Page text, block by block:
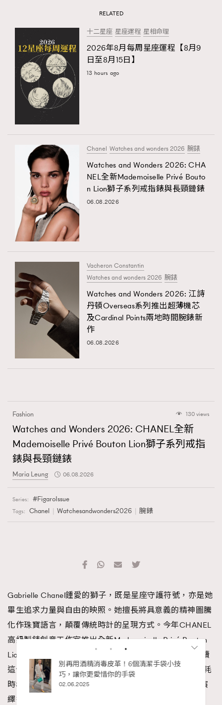
RELATED
十二星座 星座運程 星相命理
2026年8月每周星座運程【8月9
日至8月15日】
13 hours ago
Chanel Watches and wonders 2026 腕錶
Watches and Wonders 2026: CHA
NEL全新Mademoiselle Privé Bouto
n Lion獅子系列戒指錶與長頸鏈錶
06.08.2026
Vacheron Constantin
Watches and wonders 2026 腕錶
Watches and Wonders 2026: 江詩
丹頓Overseas系列推出超薄機芯
及Cardinal Points兩地時間腕錶新
作
06.08.2026
Fashion 130 views
Watches and Wonders 2026: CHANEL全新
Mademoiselle Privé Bouton Lion獅子系列戒指
錶與長頸鏈錶
Maria Leung 06.08.2026
Series: FigaroIssue
Tags: Chanel Watchesandwonders2026 腕錶
Gabrielle Chanel鍾愛的獅子，既是星座守護符號，亦是她
畢生追求力量與自由的映照。她擅長將具意義的精神圖騰
化作珠寶語言，顛覆傳統時計的呈現方式。今年CHANEL
高級製錶創意工作室推出全新Mademoiselle Privé Bouton
Lion系列，巧妙將時間隱藏於華美絕倫的鈕扣內，以延續
這份浪漫的神秘感。系列以經典的黑金配色，凝聚工匠耗
時8小時雕琢的立體獅首與精湛的寶石鑲嵌工藝，完美演
繹香奈兒女士的標誌性美學，盡顯王者威嚴。